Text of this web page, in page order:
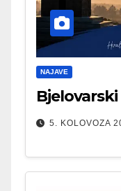
NAJAVE
Bjelovarski
5. KOLOVOZA